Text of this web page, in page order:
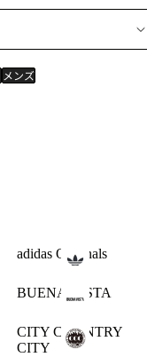
メンズ
adidas Originals
BUENA VISTA
CITY COUNTRY
CITY